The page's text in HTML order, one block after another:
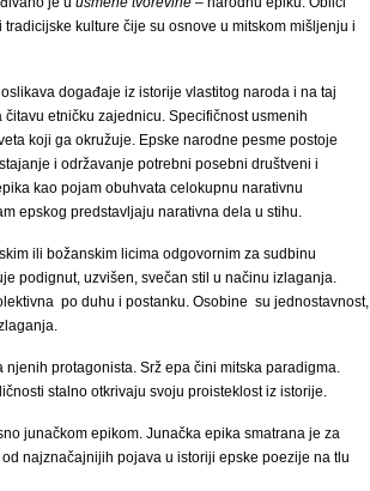
kulture čije su osnove u mitskom mišljenju i
događaje iz istorije vlastitog naroda i na taj
etničku zajednicu. Specifičnost usmenih
koji ga okružuje. Epske narodne pesme postoje
i održavanje potrebni posebni društveni i
kao pojam obuhvata celokupnu narativnu
epskog predstavljaju narativna dela u stihu.
ili božanskim licima odgovornim za sudbinu
podignut, uzvišen, svečan stil u načinu izlaganja.
po duhu i postanku. Osobine su jednostavnost,
protagonista. Srž epa čini mitska paradigma.
stalno otkrivaju svoju proisteklost iz istorije.
junačkom epikom. Junačka epika smatrana je za
najznačajnijih pojava u istoriji epske poezije na tlu